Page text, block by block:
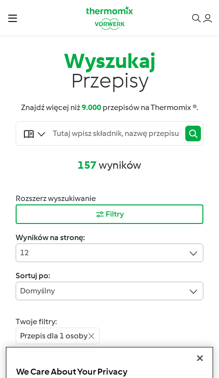
Wyszukaj
Przepisy
Znajdź więcej niż9.000 przepisów na Thermomix ®.
157wyników
Rozszerz wyszukiwanie
Filtry
Wyników na stronę:
12
Sortuj po:
Domyślny
Twoje filtry:
Przepis dla 1 osoby
We Care About Your Privacy